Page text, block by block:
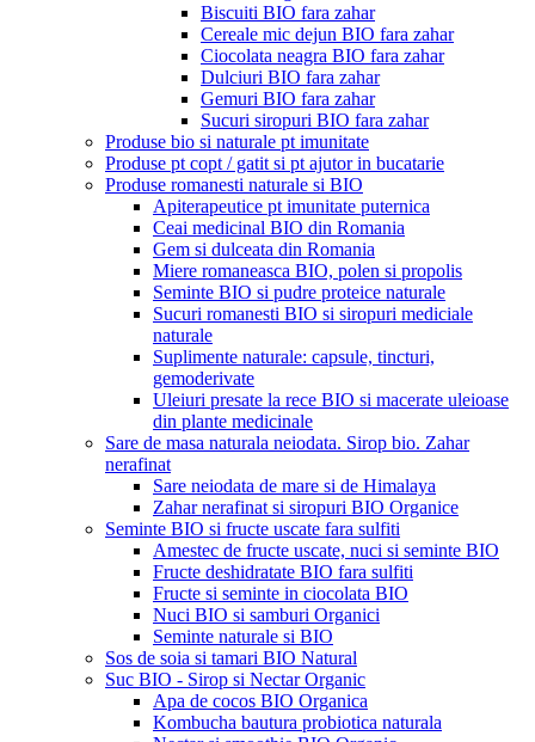
Biscuiti BIO fara zahar
Cereale mic dejun BIO fara zahar
Ciocolata neagra BIO fara zahar
Dulciuri BIO fara zahar
Gemuri BIO fara zahar
Sucuri siropuri BIO fara zahar
Produse bio si naturale pt imunitate
Produse pt copt / gatit si pt ajutor in bucatarie
Produse romanesti naturale si BIO
Apiterapeutice pt imunitate puternica
Ceai medicinal BIO din Romania
Gem si dulceata din Romania
Miere romaneasca BIO, polen si propolis
Seminte BIO si pudre proteice naturale
Sucuri romanesti BIO si siropuri mediciale
naturale
Suplimente naturale: capsule, tincturi,
gemoderivate
Uleiuri presate la rece BIO si macerate uleioase
din plante medicinale
Sare de masa naturala neiodata. Sirop bio. Zahar
nerafinat
Sare neiodata de mare si de Himalaya
Zahar nerafinat si siropuri BIO Organice
Seminte BIO si fructe uscate fara sulfiti
Amestec de fructe uscate, nuci si seminte BIO
Fructe deshidratate BIO fara sulfiti
Fructe si seminte in ciocolata BIO
Nuci BIO si samburi Organici
Seminte naturale si BIO
Sos de soia si tamari BIO Natural
Suc BIO - Sirop si Nectar Organic
Apa de cocos BIO Organica
Kombucha bautura probiotica naturala